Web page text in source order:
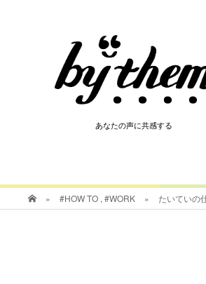
あなたの声に共感する
あなたの声に共感する
» #HOW TO , #WORK » たいていの